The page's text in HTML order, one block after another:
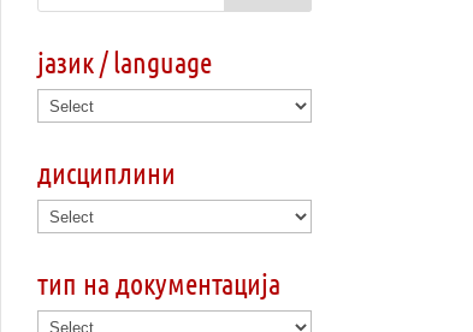
јазик / language
дисциплини
тип на документација